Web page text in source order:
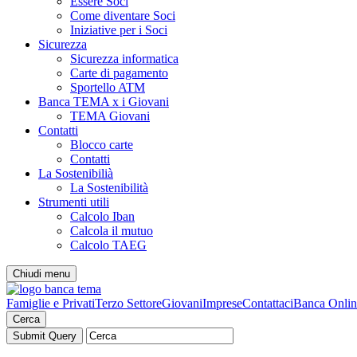
Come diventare Soci
Iniziative per i Soci
Sicurezza
Sicurezza informatica
Carte di pagamento
Sportello ATM
Banca TEMA x i Giovani
TEMA Giovani
Contatti
Blocco carte
Contatti
La Sostenibilià
La Sostenibilità
Strumenti utili
Calcolo Iban
Calcola il mutuo
Calcolo TAEG
Chiudi menu
Famiglie e PrivatiTerzo SettoreGiovaniImpreseContattaciBanca
Cerca